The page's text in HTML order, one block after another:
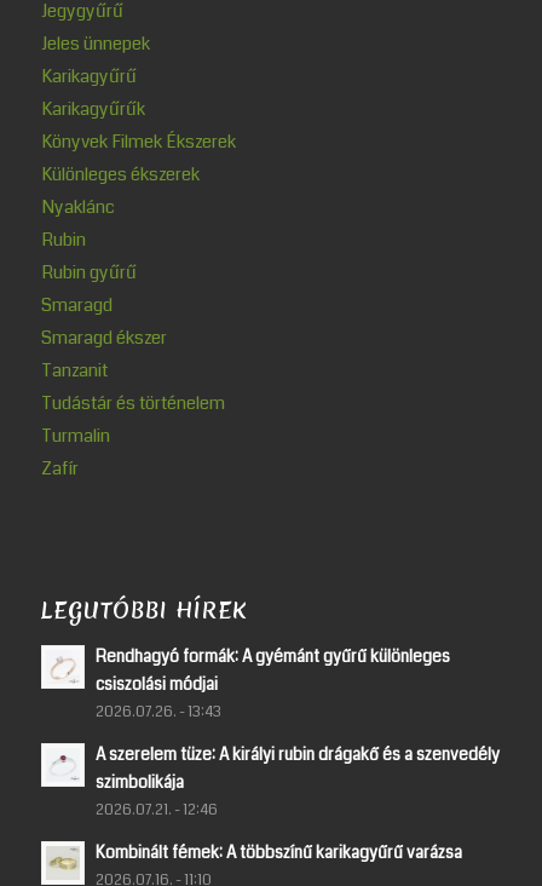
Jegygyűrű
Jeles ünnepek
Karikagyűrű
Karikagyűrűk
Könyvek Filmek Ékszerek
Különleges ékszerek
Nyaklánc
Rubin
Rubin gyűrű
Smaragd
Smaragd ékszer
Tanzanit
Tudástár és történelem
Turmalin
Zafír
LEGUTÓBBI HÍREK
Rendhagyó formák: A gyémánt gyűrű különleges
csiszolási módjai
2026.07.26. - 13:43
A szerelem tüze: A királyi rubin drágakő és a szenvedély
szimbolikája
2026.07.21. - 12:46
Kombinált fémek: A többszínű karikagyűrű varázsa
2026.07.16. - 11:10